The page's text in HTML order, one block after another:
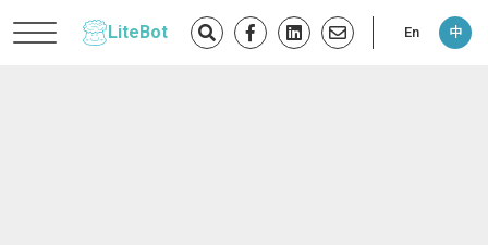
LiteBot En 中